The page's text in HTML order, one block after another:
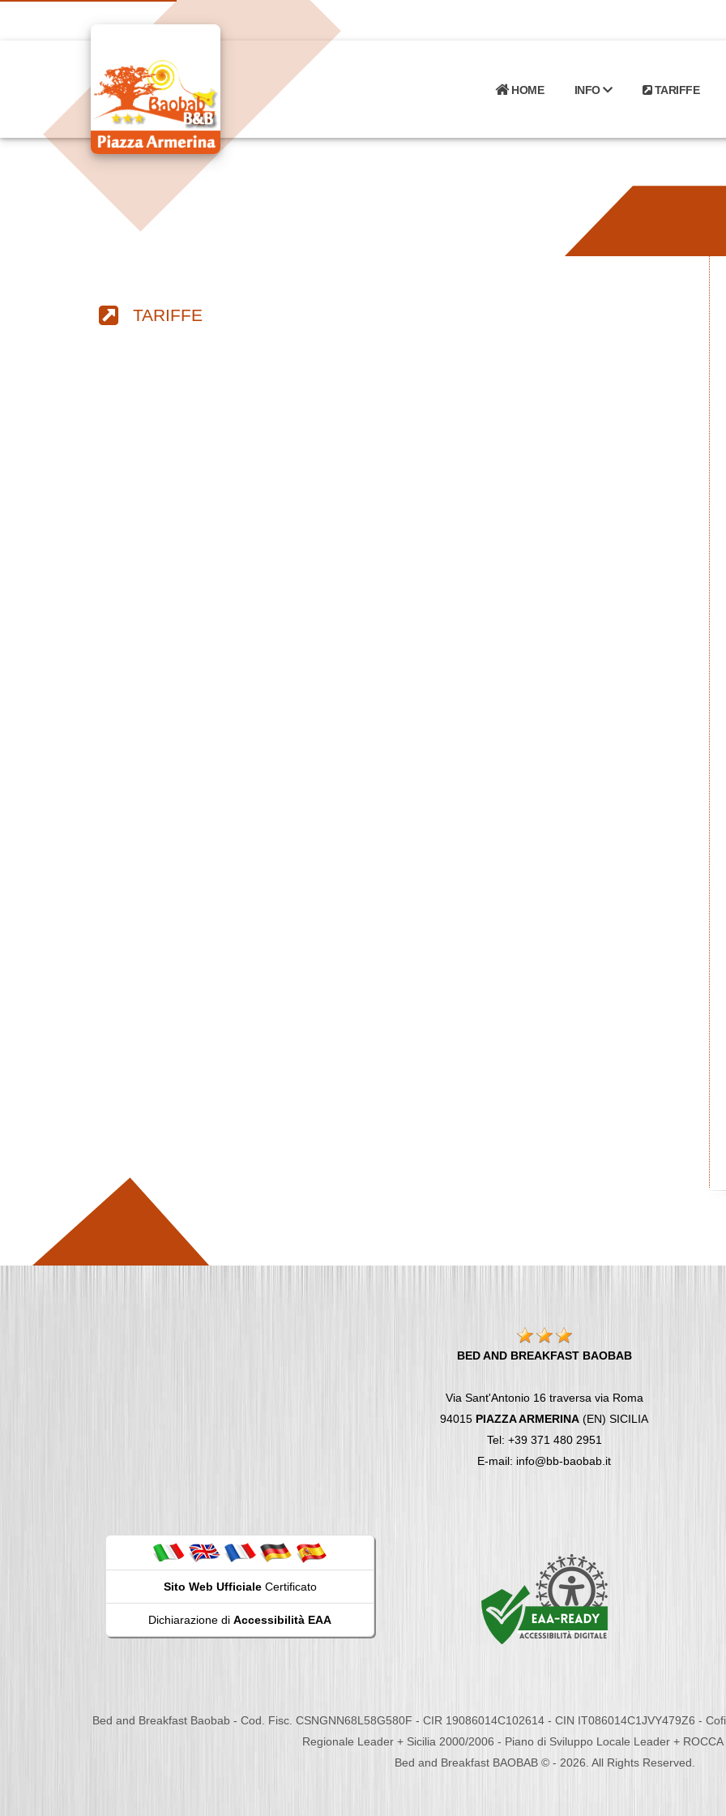
HOME INFO TARIFFE
TARIFFE
BED AND BREAKFAST BAOBAB
Via Sant'Antonio 16 traversa via Roma
94015 PIAZZA ARMERINA (EN) SICILIA
Tel: +39 371 480 2951
E-mail: info@bb-baobab.it
Sito Web UfficialeCertificato
Dichiarazione di Accessibilità EAA
Bed and Breakfast Baobab - Cod. Fisc. CSNGNN68L58G580F - CIR 19086014C102614 - CIN IT086014C1JVY479Z6 -
Regionale Leader + Sicilia 2000/2006 - Piano di Sviluppo Locale Leader + ROCCA
Bed and Breakfast BAOBAB © - 2026. All Rights Reserved.